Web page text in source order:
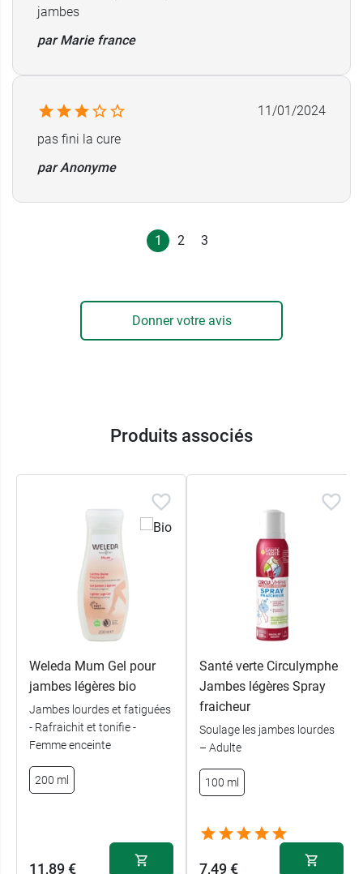
jambes
par Marie france
11/01/2024
pas fini la cure
par Anonyme
1 2 3
Donner votre avis
Produits associés
Weleda Mum Gel pour
jambes légères bio
Jambes lourdes et fatiguées
- Rafraichit et tonifie -
Femme enceinte
200 ml
11,89 €
Santé verte Circulymphe
Jambes légères Spray
fraicheur
Soulage les jambes lourdes
– Adulte
100 ml
7,49 €